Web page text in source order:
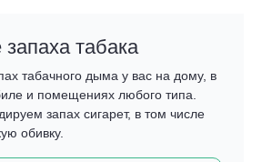
табака
табачного дыма у вас на дому, в
и помещениях любого типа.
запах сигарет, в том числе
обивку.